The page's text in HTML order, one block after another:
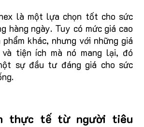
là một lựa chọn tốt cho sức
hàng ngày. Tuy có mức giá cao
khác, nhưng với những giá
tiện ích mà nó mang lại, đó
sự đầu tư đáng giá cho sức
thực tế từ người tiêu